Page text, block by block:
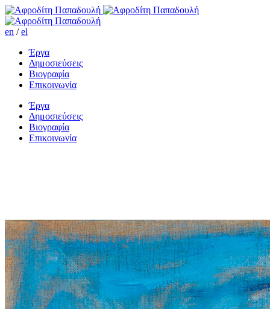
en /el
Έργα
Δημοσιεύσεις
Βιογραφία
Επικοινωνία
Έργα
Δημοσιεύσεις
Βιογραφία
Επικοινωνία
Corona Borealis